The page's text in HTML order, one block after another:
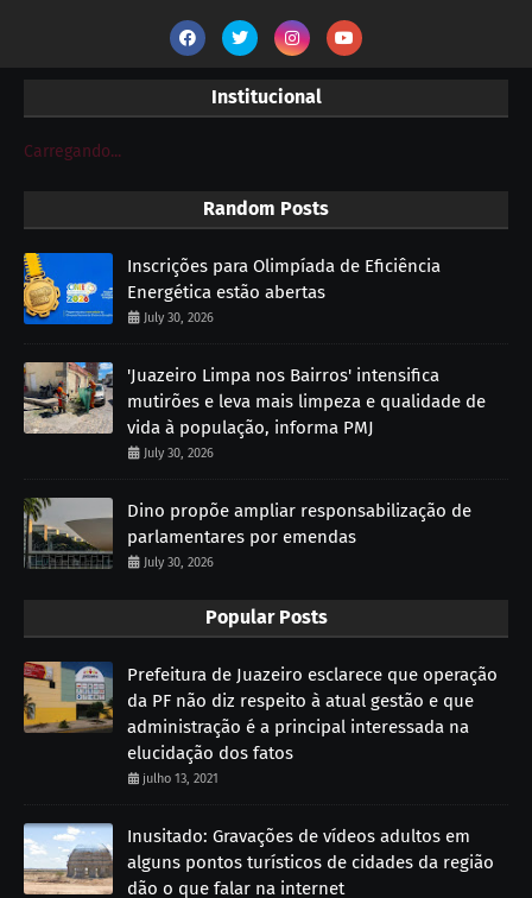
Institucional
Carregando...
Random Posts
Inscrições para Olimpíada de Eficiência
Energética estão abertas
July 30, 2026
'Juazeiro Limpa nos Bairros' intensifica
mutirões e leva mais limpeza e qualidade de
vida à população, informa PMJ
July 30, 2026
Dino propõe ampliar responsabilização de
parlamentares por emendas
July 30, 2026
Popular Posts
Prefeitura de Juazeiro esclarece que operação
da PF não diz respeito à atual gestão e que
administração é a principal interessada na
elucidação dos fatos
julho 13, 2021
Inusitado: Gravações de vídeos adultos em
alguns pontos turísticos de cidades da região
dão o que falar na internet